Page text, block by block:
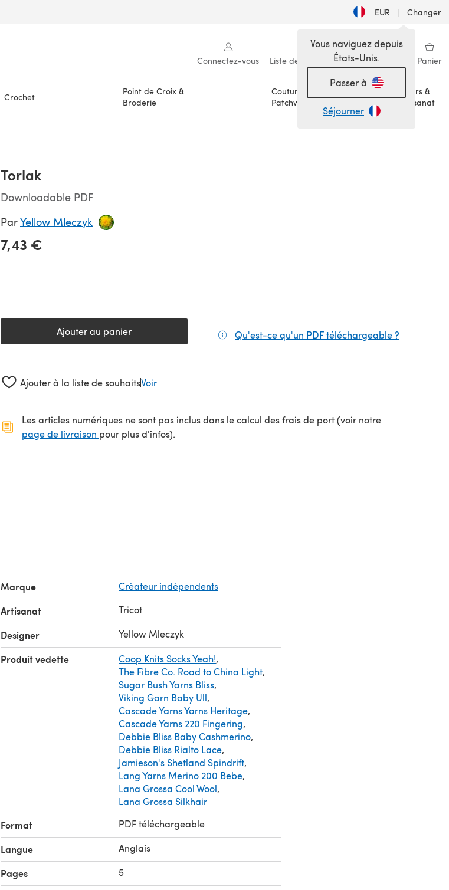
EUR | Changer
Connectez-vous Liste de souhaits Ma bibliothèque Panier
Crochet
Point de Croix &
Broderie
Couture &
Patchwork
Loisirs &
Artisanat
Vous naviguez depuis
États-Unis.
Passer à
Séjourner
Torlak
Downloadable PDF
ParYellow Mleczyk
7,43 €
Ajouter au panier Qu'est-ce qu'un PDF téléchargeable ?
Ajouter à la liste de souhaitsVoir
Les articles numériques ne sont pas inclus dans le calcul des frais de port (voir notre
page de livraison (s'ouvre dans un nouvel onglet)
pour plus d'infos).
Marque Crèateur indèpendents
Artisanat Tricot
Designer Yellow Mleczyk
Produit vedette Coop Knits Socks Yeah!,
The Fibre Co. Road to China Light,
Sugar Bush Yarns Bliss,
Viking Garn Baby Ull,
Cascade Yarns Yarns Heritage,
Cascade Yarns 220 Fingering,
Debbie Bliss Baby Cashmerino,
Debbie Bliss Rialto Lace,
Jamieson's Shetland Spindrift,
Lang Yarns Merino 200 Bebe,
Lana Grossa Cool Wool,
Lana Grossa Silkhair
Format PDF téléchargeable
Langue Anglais
Pages 5